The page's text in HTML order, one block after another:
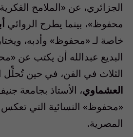
الجزائري، عن «الملامح
محفوظ»، بينما يطرح الروائي
خاصة لـ «محفوظ» وأدبه،
البديع عبدالله أن يكتب عن
الثلاث في الفن، في حين تُحلِّل
العشماوي، الأستاذ بجامعة
«محفوظ» النسائية التي تعكس
المصرية.